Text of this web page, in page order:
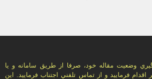
وضعيت مقاله خود، صرفا از طريق سامانه و يا
فرماييد و از تماس تلفني اجتناب فرماييد. اين